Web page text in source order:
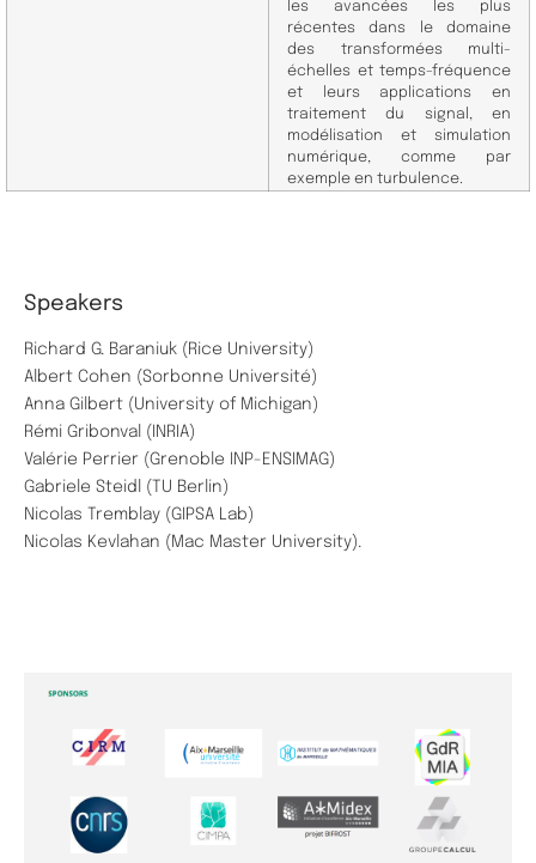
les avancées les plus
récentes dans le domaine
des transformées multi-
échelles et temps-fréquence
et leurs applications en
traitement du signal, en
modélisation et simulation
numérique, comme par
exemple en turbulence.​
Speakers
Richard G. Baraniuk (Rice University)
Albert Cohen (Sorbonne Université)
Anna Gilbert (University of Michigan)
Rémi Gribonval (INRIA)
Valérie Perrier (Grenoble INP-ENSIMAG)
Gabriele Steidl (TU Berlin)
Nicolas Tremblay (GIPSA Lab)
Nicolas Kevlahan (Mac Master University).